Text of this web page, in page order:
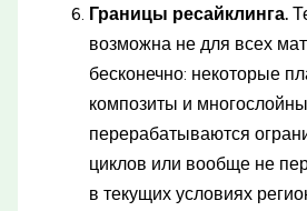
Границы ресайклинга.
возможна не для всех
бесконечно: некоторые
композиты и
перерабатываются
циклов или вообще не
в текущих условиях